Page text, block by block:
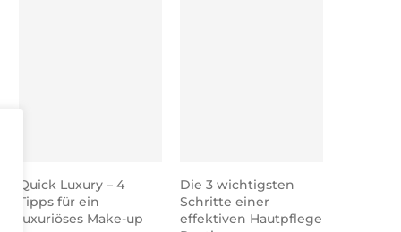
Quick Luxury – 4
Tipps für ein
luxuriöses Make-up
Die 3 wichtigsten
Schritte einer
effektiven Hautpflege